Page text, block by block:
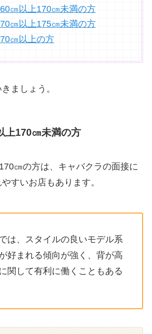
㎝以上170㎝未満の方
㎝以上175㎝未満の方
㎝以上の方
ましょう。
上170㎝未満の方
㎝の方は、キャバクラの面接に
すいお店もあります。
は、スタイルの良いモデル系
好まれる傾向が強く、背が高
関して有利に働くこともある